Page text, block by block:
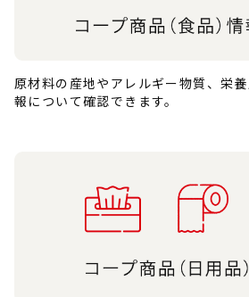
原材料の産地やアレルギー物質、栄
報について確認できます。